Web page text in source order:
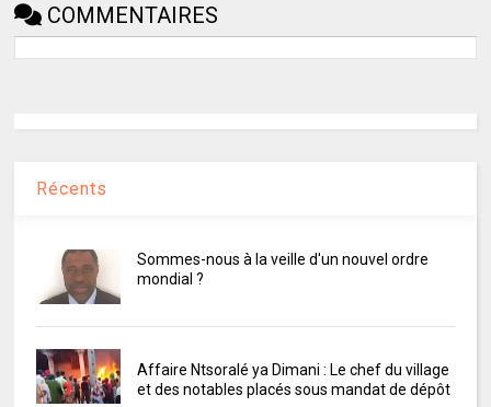
COMMENTAIRES
Récents
Sommes-nous à la veille d'un nouvel ordre
mondial ?
Affaire Ntsoralé ya Dimani : Le chef du village
et des notables placés sous mandat de dépôt